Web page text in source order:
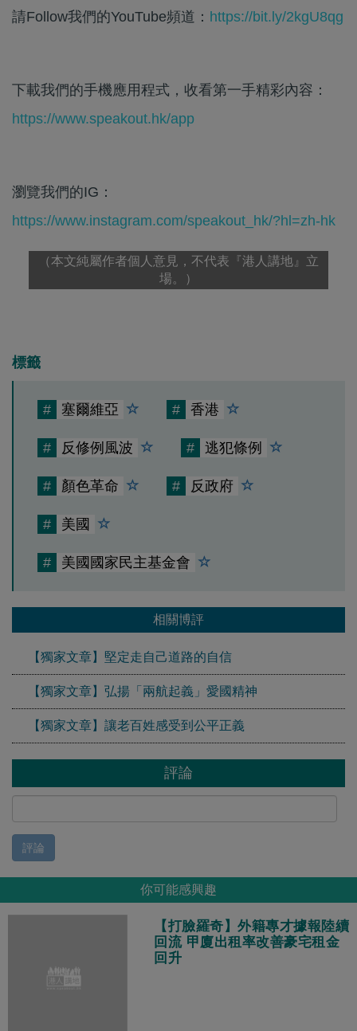
請Follow我們的YouTube頻道： https://bit.ly/2kgU8qg
下載我們的手機應用程式，收看第一手精彩內容：
https://www.speakout.hk/app
瀏覽我們的IG：
https://www.instagram.com/speakout_hk/?hl=zh-hk
（本文純屬作者個人意見，不代表『港人講地』立
場。）
標籤
# 塞爾維亞 # 香港
# 反修例風波 # 逃犯條例
# 顏色革命 # 反政府
# 美國
# 美國國家民主基金會
相關博評
【獨家文章】堅定走自己道路的自信
【獨家文章】弘揚「兩航起義」愛國精神
【獨家文章】讓老百姓感受到公平正義
評論
評論
你可能感興趣
【打臉羅奇】外籍專才據報陸續
回流 甲廈出租率改善豪宅租金
回升